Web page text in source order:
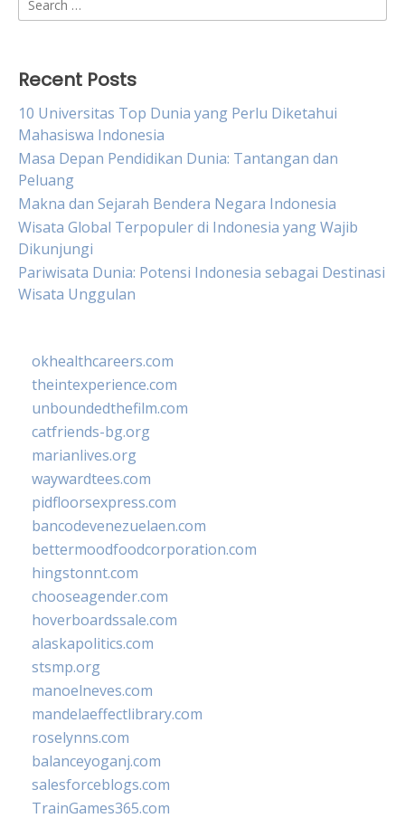
for:
Recent Posts
10 Universitas Top Dunia yang Perlu Diketahui
Mahasiswa Indonesia
Masa Depan Pendidikan Dunia: Tantangan dan
Peluang
Makna dan Sejarah Bendera Negara Indonesia
Wisata Global Terpopuler di Indonesia yang Wajib
Dikunjungi
Pariwisata Dunia: Potensi Indonesia sebagai Destinasi
Wisata Unggulan
okhealthcareers.com
theintexperience.com
unboundedthefilm.com
catfriends-bg.org
marianlives.org
waywardtees.com
pidfloorsexpress.com
bancodevenezuelaen.com
bettermoodfoodcorporation.com
hingstonnt.com
chooseagender.com
hoverboardssale.com
alaskapolitics.com
stsmp.org
manoelneves.com
mandelaeffectlibrary.com
roselynns.com
balanceyoganj.com
salesforceblogs.com
TrainGames365.com